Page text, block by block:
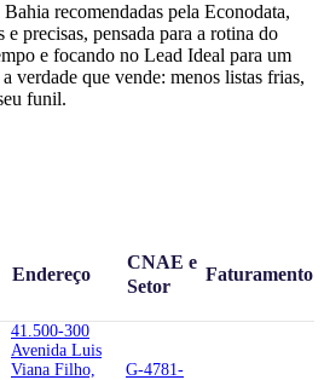
recomendadas pela Econodata,
precisas, pensada para a rotina do
e focando no Lead Ideal para um
verdade que vende: menos listas frias,
funil.
Endereço
CNAE e
Setor
Faturamento
41.500-300
Avenida Luis
Viana Filho,
G-4781-